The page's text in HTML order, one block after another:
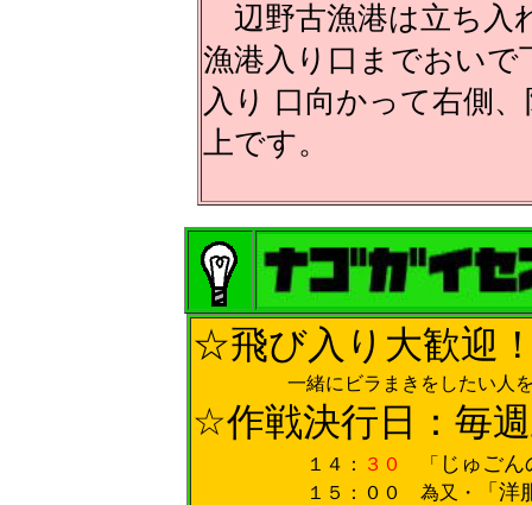
辺野古漁港は立ち入
漁港入り口までおいで
入り 口向かって右側
上です。
☆飛び入り大歓迎
一緒にビラまきをしたい人を募
☆作戦決行日：毎
１４： ３０ 「 じゅごん
１５：００ 為又・ 「